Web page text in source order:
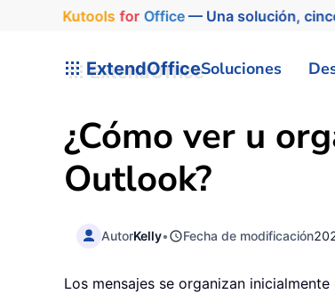
Kutools for Office— Una solución,
ExtendOfficeSoluciones
¿Cómo ver u
Outlook?
AutorKelly• Fecha de modificación
Los mensajes se organizan